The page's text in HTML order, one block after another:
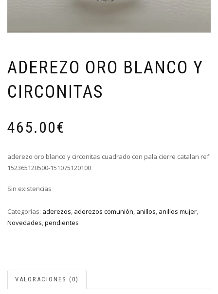
ADEREZO ORO BLANCO Y
CIRCONITAS
465.00€
aderezo oro blanco y circonitas cuadrado con pala cierre catalan ref
152365120500-151075120100
Sin existencias
Categorías: aderezos, aderezos comunión, anillos, anillos mujer,
Novedades,pendientes
VALORACIONES (0)